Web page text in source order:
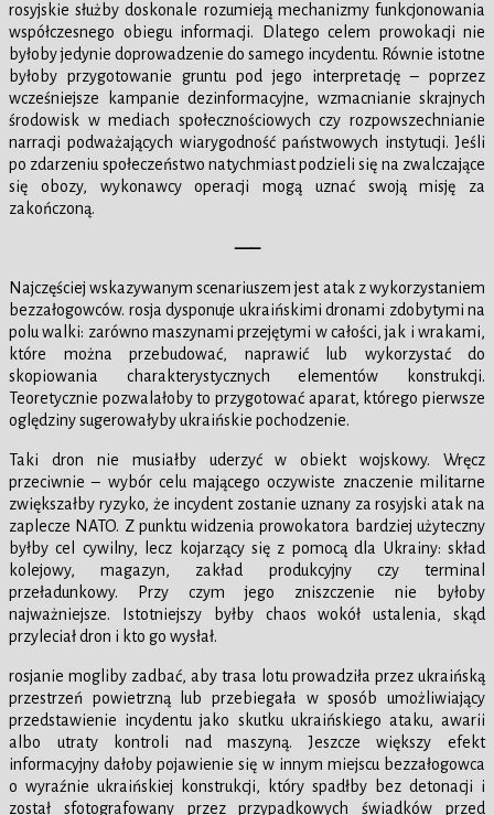
rosyjskie służby doskonale rozumieją mechanizmy funkcjonowania
współczesnego obiegu informacji. Dlatego celem prowokacji nie
byłoby jedynie doprowadzenie do samego incydentu. Równie istotne
byłoby przygotowanie gruntu pod jego interpretację – poprzez
wcześniejsze kampanie dezinformacyjne, wzmacnianie skrajnych
środowisk w mediach społecznościowych czy rozpowszechnianie
narracji podważających wiarygodność państwowych instytucji. Jeśli
po zdarzeniu społeczeństwo natychmiast podzieli się na zwalczające
się obozy, wykonawcy operacji mogą uznać swoją misję za
zakończoną.
—–
Najczęściej wskazywanym scenariuszem jest atak z wykorzystaniem
bezzałogowców. rosja dysponuje ukraińskimi dronami zdobytymi na
polu walki: zarówno maszynami przejętymi w całości, jak i wrakami,
które można przebudować, naprawić lub wykorzystać do
skopiowania charakterystycznych elementów konstrukcji.
Teoretycznie pozwalałoby to przygotować aparat, którego pierwsze
oględziny sugerowałyby ukraińskie pochodzenie.
Taki dron nie musiałby uderzyć w obiekt wojskowy. Wręcz
przeciwnie – wybór celu mającego oczywiste znaczenie militarne
zwiększałby ryzyko, że incydent zostanie uznany za rosyjski atak na
zaplecze NATO. Z punktu widzenia prowokatora bardziej użyteczny
byłby cel cywilny, lecz kojarzący się z pomocą dla Ukrainy: skład
kolejowy, magazyn, zakład produkcyjny czy terminal
przeładunkowy. Przy czym jego zniszczenie nie byłoby
najważniejsze. Istotniejszy byłby chaos wokół ustalenia, skąd
przyleciał dron i kto go wysłał.
rosjanie mogliby zadbać, aby trasa lotu prowadziła przez ukraińską
przestrzeń powietrzną lub przebiegała w sposób umożliwiający
przedstawienie incydentu jako skutku ukraińskiego ataku, awarii
albo utraty kontroli nad maszyną. Jeszcze większy efekt
informacyjny dałoby pojawienie się w innym miejscu bezzałogowca
o wyraźnie ukraińskiej konstrukcji, który spadłby bez detonacji i
został sfotografowany przez przypadkowych świadków przed